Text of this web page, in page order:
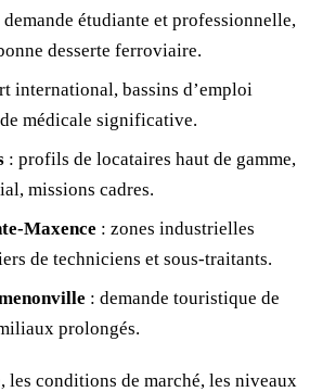
étudiante et professionnelle,
desserte ferroviaire.
international, bassins d’emploi
médicale significative.
: profils de locataires haut de gamme,
missions cadres.
Maxence : zones industrielles
de techniciens et sous-traitants.
: demande touristique de
prolongés.
les conditions de marché, les niveaux